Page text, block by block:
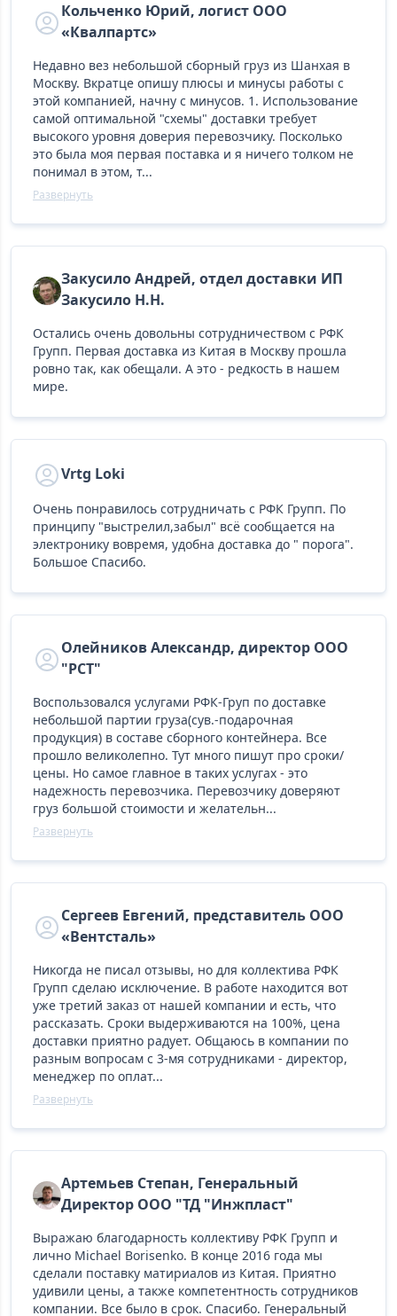
Кольченко Юрий, логист ООО
«Квалпартс»
Недавно вез небольшой сборный груз из Шанхая в
Москву. Вкратце опишу плюсы и минусы работы с
этой компанией, начну с минусов. 1. Использование
самой оптимальной "схемы" доставки требует
высокого уровня доверия перевозчику. Посколько
это была моя первая поставка и я ничего толком не
понимал в этом, т...
Развернуть
Закусило Андрей, отдел доставки ИП
Закусило Н.Н.
Остались очень довольны сотрудничеством с РФК
Групп. Первая доставка из Китая в Москву прошла
ровно так, как обещали. А это - редкость в нашем
мире.
Vrtg Loki
Очень понравилось сотрудничать с РФК Групп. По
принципу "выстрелил,забыл" всё сообщается на
электронику вовремя, удобна доставка до " порога".
Большое Спасибо.
Олейников Александр, директор ООО
"РСТ"
Воспользовался услугами РФК-Груп по доставке
небольшой партии груза(сув.-подарочная
продукция) в составе сборного контейнера. Все
прошло великолепно. Тут много пишут про сроки/
цены. Но самое главное в таких услугах - это
надежность перевозчика. Перевозчику доверяют
груз большой стоимости и желательн...
Развернуть
Сергеев Евгений, представитель ООО
«Вентсталь»
Никогда не писал отзывы, но для коллектива РФК
Групп сделаю исключение. В работе находится вот
уже третий заказ от нашей компании и есть, что
рассказать. Сроки выдерживаются на 100%, цена
доставки приятно радует. Общаюсь в компании по
разным вопросам с 3-мя сотрудниками - директор,
менеджер по оплат...
Развернуть
Артемьев Степан, Генеральный
Директор ООО "ТД "Инжпласт"
Выражаю благодарность коллективу РФК Групп и
лично Michael Borisenko. В конце 2016 года мы
сделали поставку матириалов из Китая. Приятно
удивили цены, а также компетентность сотрудников
компании. Все было в срок. Спасибо. Генеральный